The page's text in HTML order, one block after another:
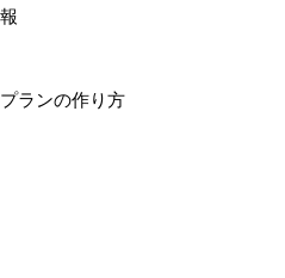
ランの作り方